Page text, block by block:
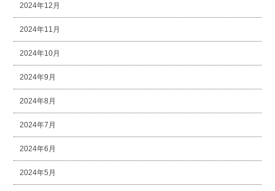
2024年12月
2024年11月
2024年10月
2024年9月
2024年8月
2024年7月
2024年6月
2024年5月